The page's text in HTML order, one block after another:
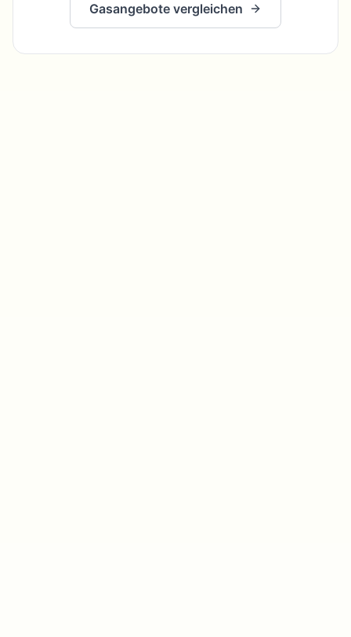
Gasangebote vergleichen